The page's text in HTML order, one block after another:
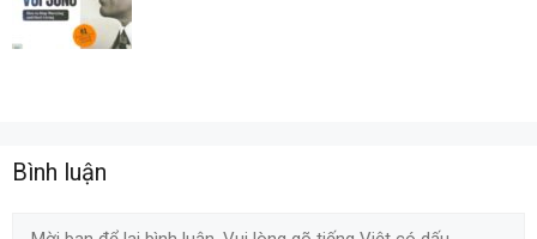
Bình luận
Comment